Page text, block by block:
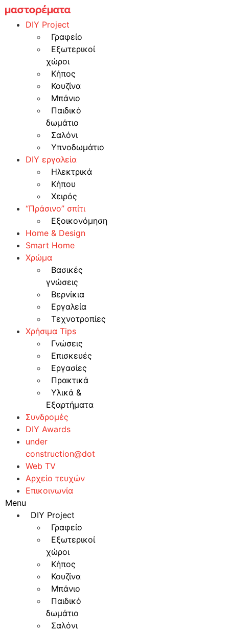
Skip
to
content
DIY Project
Γραφείο
Εξωτερικοί
χώροι
Κήπος
Κουζίνα
Μπάνιο
Παιδικό
δωμάτιο
Σαλόνι
Υπνοδωμάτιο
DIY εργαλεία
Ηλεκτρικά
Κήπου
Χειρός
“Πράσινο” σπίτι
Εξοικονόμηση
Home & Design
Smart Home
Χρώμα
Βασικές
γνώσεις
Βερνίκια
Εργαλεία
Τεχνοτροπίες
Χρήσιμα Tips
Γνώσεις
Επισκευές
Εργασίες
Πρακτικά
Υλικά &
Εξαρτήματα
Συνδρομές
DIY Awards
under
construction@dot
Web TV
Αρχείο τευχών
Επικοινωνία
Menu
DIY Project
Γραφείο
Εξωτερικοί
χώροι
Κήπος
Κουζίνα
Μπάνιο
Παιδικό
δωμάτιο
Σαλόνι